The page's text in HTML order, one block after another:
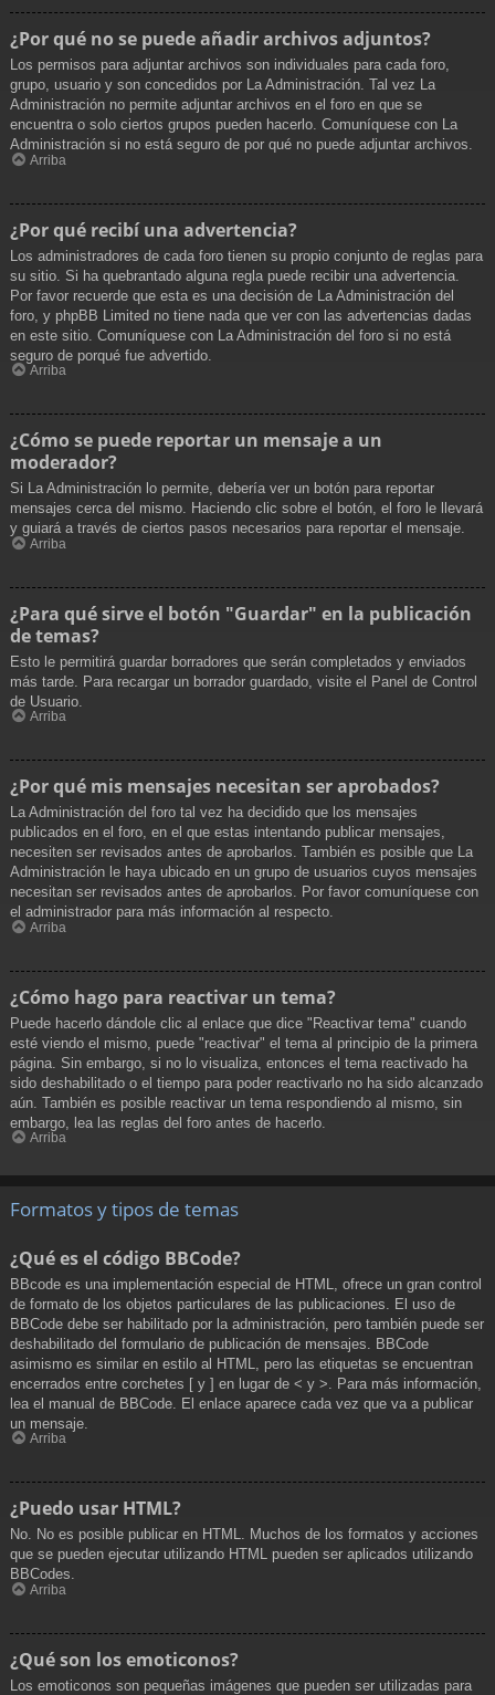
¿Por qué no se puede añadir archivos adjuntos?
Los permisos para adjuntar archivos son individuales para cada foro,
grupo, usuario y son concedidos por La Administración. Tal vez La
Administración no permite adjuntar archivos en el foro en que se
encuentra o solo ciertos grupos pueden hacerlo. Comuníquese con La
Administración si no está seguro de por qué no puede adjuntar archivos.
Arriba
¿Por qué recibí una advertencia?
Los administradores de cada foro tienen su propio conjunto de reglas para
su sitio. Si ha quebrantado alguna regla puede recibir una advertencia.
Por favor recuerde que esta es una decisión de La Administración del
foro, y phpBB Limited no tiene nada que ver con las advertencias dadas
en este sitio. Comuníquese con La Administración del foro si no está
seguro de porqué fue advertido.
Arriba
¿Cómo se puede reportar un mensaje a un
moderador?
Si La Administración lo permite, debería ver un botón para reportar
mensajes cerca del mismo. Haciendo clic sobre el botón, el foro le llevará
y guiará a través de ciertos pasos necesarios para reportar el mensaje.
Arriba
¿Para qué sirve el botón "Guardar" en la publicación
de temas?
Esto le permitirá guardar borradores que serán completados y enviados
más tarde. Para recargar un borrador guardado, visite el Panel de Control
de Usuario.
Arriba
¿Por qué mis mensajes necesitan ser aprobados?
La Administración del foro tal vez ha decidido que los mensajes
publicados en el foro, en el que estas intentando publicar mensajes,
necesiten ser revisados antes de aprobarlos. También es posible que La
Administración le haya ubicado en un grupo de usuarios cuyos mensajes
necesitan ser revisados antes de aprobarlos. Por favor comuníquese con
el administrador para más información al respecto.
Arriba
¿Cómo hago para reactivar un tema?
Puede hacerlo dándole clic al enlace que dice "Reactivar tema" cuando
esté viendo el mismo, puede "reactivar" el tema al principio de la primera
página. Sin embargo, si no lo visualiza, entonces el tema reactivado ha
sido deshabilitado o el tiempo para poder reactivarlo no ha sido alcanzado
aún. También es posible reactivar un tema respondiendo al mismo, sin
embargo, lea las reglas del foro antes de hacerlo.
Arriba
Formatos y tipos de temas
¿Qué es el código BBCode?
BBcode es una implementación especial de HTML, ofrece un gran control
de formato de los objetos particulares de las publicaciones. El uso de
BBCode debe ser habilitado por la administración, pero también puede ser
deshabilitado del formulario de publicación de mensajes. BBCode
asimismo es similar en estilo al HTML, pero las etiquetas se encuentran
encerrados entre corchetes [ y ] en lugar de < y >. Para más información,
lea el manual de BBCode. El enlace aparece cada vez que va a publicar
un mensaje.
Arriba
¿Puedo usar HTML?
No. No es posible publicar en HTML. Muchos de los formatos y acciones
que se pueden ejecutar utilizando HTML pueden ser aplicados utilizando
BBCodes.
Arriba
¿Qué son los emoticonos?
Los emoticonos son pequeñas imágenes que pueden ser utilizadas para